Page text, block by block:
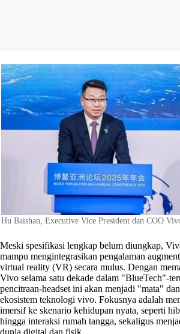
Hu Baishan, Executive Vice President dan COO
Meski spesifikasi lengkap belum diungkap,
mampu mengintegrasikan pengalaman
virtual reality (VR) secara mulus. Dengan
Vivo selama satu dekade dalam "BlueTech"-
pencitraan-headset ini akan menjadi "mata"
ekosistem teknologi vivo. Fokusnya adalah
imersif ke skenario kehidupan nyata, seperti
hingga interaksi rumah tangga, sekaligus
dunia digital dan fisik.